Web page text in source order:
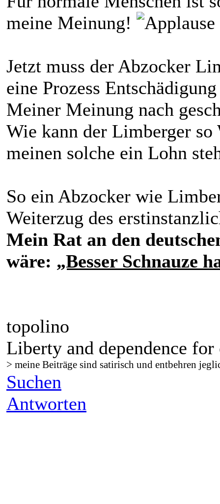
meine Meinung!
Jetzt muss der Abzocker
eine Prozess
Meiner Meinung nach
Wie kann der Limberger
meinen solche ein Lohn
So ein Abzocker wie
Weiterzug des
Mein Rat an den
wäre: „Besser Schnauze
topolino
Liberty and dependence for
> meine Beiträge sind satirisch und entbehren
Suchen
Antworten